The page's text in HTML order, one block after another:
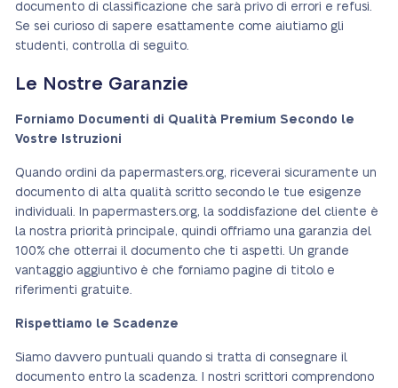
documento di classificazione che sarà privo di errori e refusi.
Se sei curioso di sapere esattamente come aiutiamo gli
studenti, controlla di seguito.
Le Nostre Garanzie
Forniamo Documenti di Qualità Premium Secondo le
Vostre Istruzioni
Quando ordini da papermasters.org, riceverai sicuramente un
documento di alta qualità scritto secondo le tue esigenze
individuali. In papermasters.org, la soddisfazione del cliente è
la nostra priorità principale, quindi offriamo una garanzia del
100% che otterrai il documento che ti aspetti. Un grande
vantaggio aggiuntivo è che forniamo pagine di titolo e
riferimenti gratuite.
Rispettiamo le Scadenze
Siamo davvero puntuali quando si tratta di consegnare il
documento entro la scadenza. I nostri scrittori comprendono